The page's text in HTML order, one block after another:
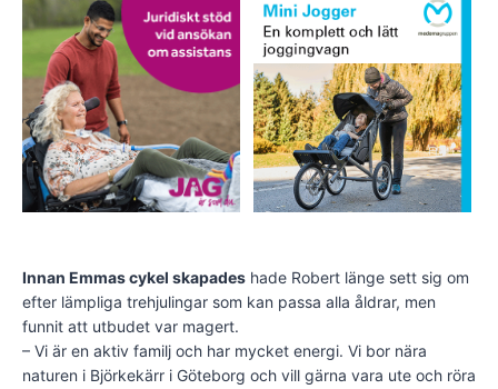
Innan Emmas cykel skapades hade Robert länge sett sig om
efter lämpliga trehjulingar som kan passa alla åldrar, men
funnit att utbudet var magert.
– Vi är en aktiv familj och har mycket energi. Vi bor nära
naturen i Björkekärr i Göteborg och vill gärna vara ute och röra